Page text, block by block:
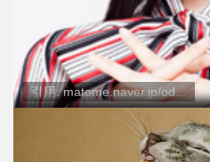
引用: matome.naver.jp/od...